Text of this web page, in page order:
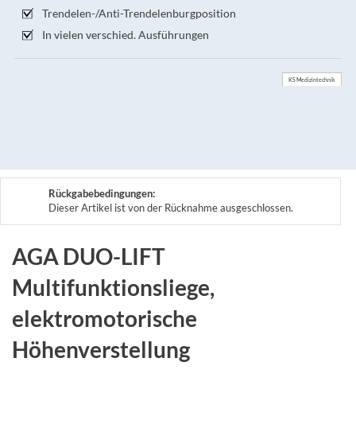
Trendelen-/Anti-Trendelenburgposition
In vielen verschied. Ausführungen
KS Medizintechnik
Rückgabebedingungen:
Dieser Artikel ist von der Rücknahme ausgeschlossen.
AGA DUO-LIFT
Multifunktionsliege,
elektromotorische
Höhenverstellung